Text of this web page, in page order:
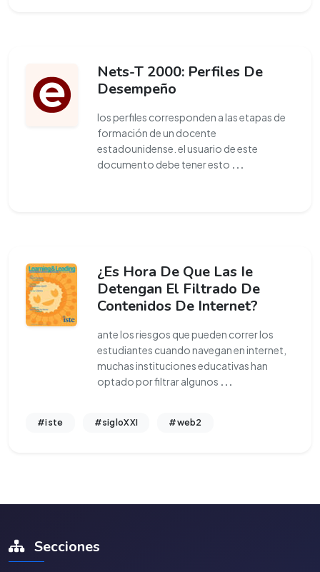
Nets-T 2000: Perfiles De
Desempeño
los perfiles corresponden a las etapas de
formación de un docente
estadounidense. el usuario de este
documento debe tener esto ...
¿Es Hora De Que Las Ie
Detengan El Filtrado De
Contenidos De Internet?
ante los riesgos que pueden correr los
estudiantes cuando navegan en internet,
muchas instituciones educativas han
optado por filtrar algunos ...
#iste #sigloXXI #web2
Secciones